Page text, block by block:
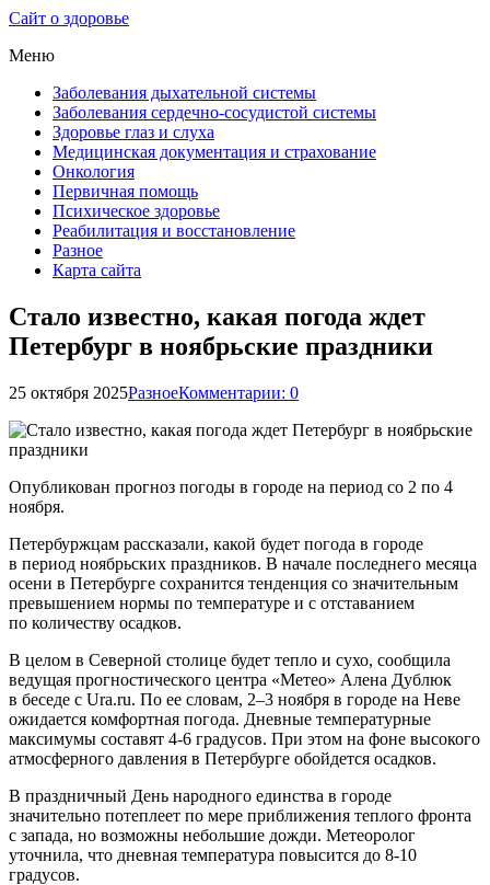
Сайт о здоровье
Меню
Заболевания дыхательной системы
Заболевания сердечно-сосудистой системы
Здоровье глаз и слуха
Медицинская документация и страхование
Онкология
Первичная помощь
Психическое здоровье
Реабилитация и восстановление
Разное
Карта сайта
Стало известно, какая погода ждет
Петербург в ноябрьские праздники
25 октября 2025РазноеКомментарии: 0
Опубликован прогноз погоды в городе на период со 2 по 4
ноября.
Петербуржцам рассказали, какой будет погода в городе
в период ноябрьских праздников. В начале последнего месяца
осени в Петербурге сохранится тенденция со значительным
превышением нормы по температуре и с отставанием
по количеству осадков.
В целом в Северной столице будет тепло и сухо, сообщила
ведущая прогностического центра «Метео» Алена Дублюк
в беседе с Ura.ru. По ее словам, 2–3 ноября в городе на Неве
ожидается комфортная погода. Дневные температурные
максимумы составят 4-6 градусов. При этом на фоне высокого
атмосферного давления в Петербурге обойдется осадков.
В праздничный День народного единства в городе
значительно потеплеет по мере приближения теплого фронта
с запада, но возможны небольшие дожди. Метеоролог
уточнила, что дневная температура повысится до 8-10
градусов.